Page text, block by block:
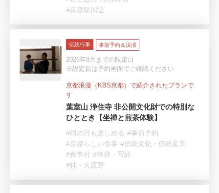
#京都駅周辺
伝統行事 事前予約＆決済
2026年8月までの限定日
※設定日は予約画面でご確認ください
京都浪漫（KBS京都）で紹介されたプランで
す
葉室山 浄住寺 非公開文化財での特別な
ひととき【坐禅と煎茶体験】
#雨の日も楽しめる #事前予約
#京都らしい食事 #伝統文化・伝統産業
#食事付 #坐禅・写経
#桂・大原野